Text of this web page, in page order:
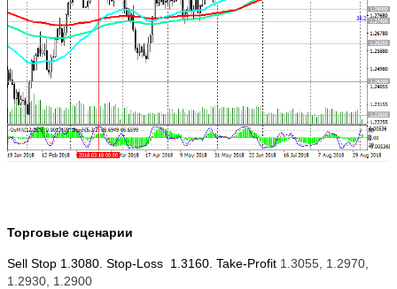
Торговые сценарии
Sell Stop 1.3080. Stop-Loss 1.3160. Take-Profit 1.3055, 1.2970,
1.2930, 1.2900